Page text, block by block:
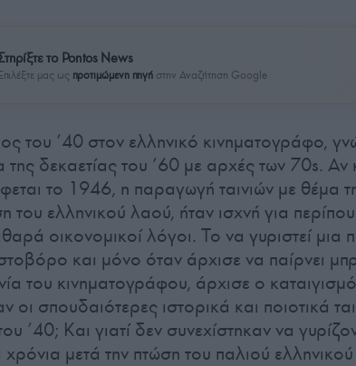
το Pontos News
μας ως προτιμώμενη πηγή στην Αναζήτηση Google
του ’40 στον ελληνικό κινηματογράφο,
δεκαετίας του ’60 με αρχές των 70s. Αν
το 1946, η παραγωγή ταινιών με θέμα
του ελληνικού λαού, ήταν ισχνή για
οικονομικοί λόγοι. Το να γυριστεί μια
και μόνο όταν άρχισε να παίρνει
του κινηματογράφου, άρχισε ο
οι σπουδαιότερες ιστορικά και ποιοτικά
’40; Και γιατί δεν συνεχίστηκαν να
χρόνια μετά την πτώση του παλιού